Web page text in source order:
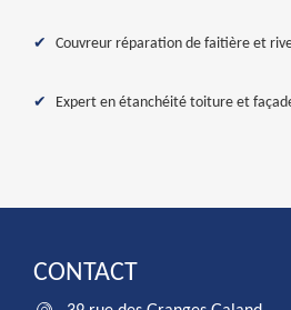
Couvreur réparation de faitière et
Expert en étanchéité toiture et
CONTACT